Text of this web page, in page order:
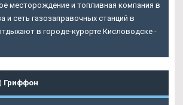
месторождение и топливная компания в
и сеть газозаправочных станций в
в городе-курорте Кисловодске -
Гриффон